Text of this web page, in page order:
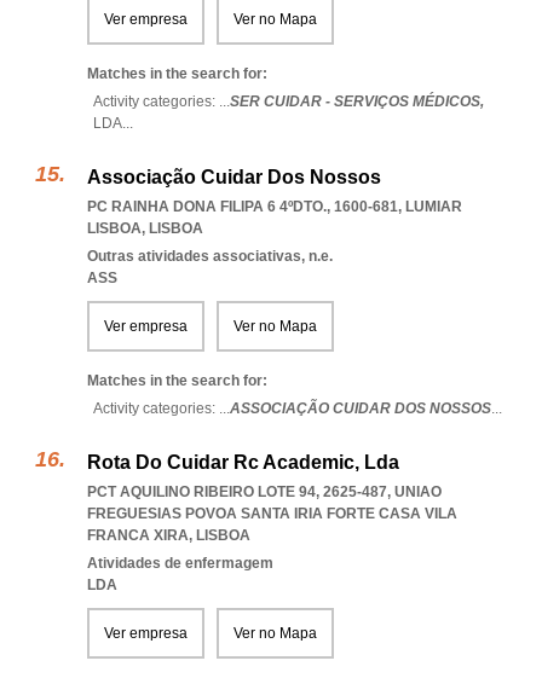
Ver empresa Ver no Mapa
Matches in the search for:
Activity categories: ...SER CUIDAR - SERVIÇOS MÉDICOS,
LDA...
Associação Cuidar Dos Nossos
PC RAINHA DONA FILIPA 6 4ºDTO., 1600-681, LUMIAR
LISBOA, LISBOA
Outras atividades associativas, n.e.
ASS
Ver empresa Ver no Mapa
Matches in the search for:
Activity categories: ...ASSOCIAÇÃO CUIDAR DOS NOSSOS...
Rota Do Cuidar Rc Academic, Lda
PCT AQUILINO RIBEIRO LOTE 94, 2625-487, UNIAO
FREGUESIAS POVOA SANTA IRIA FORTE CASA VILA
FRANCA XIRA, LISBOA
Atividades de enfermagem
LDA
Ver empresa Ver no Mapa